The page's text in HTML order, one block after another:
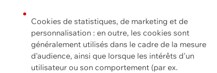
Cookies de statistiques, de marketing et de
personnalisation : en outre, les cookies sont
généralement utilisés dans le cadre de la mesure
d'audience, ainsi que lorsque les intérêts d'un
utilisateur ou son comportement (par ex.